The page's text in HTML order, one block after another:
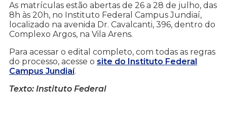
As matrículas estão abertas de 26 a 28 de julho, das
8h às 20h, no Instituto Federal Campus Jundiaí,
localizado na avenida Dr. Cavalcanti, 396, dentro do
Complexo Argos, na Vila Arens.
Para acessar o edital completo, com todas as regras
do processo, acesse o site do Instituto Federal
Campus Jundiaí.
Texto: Instituto Federal